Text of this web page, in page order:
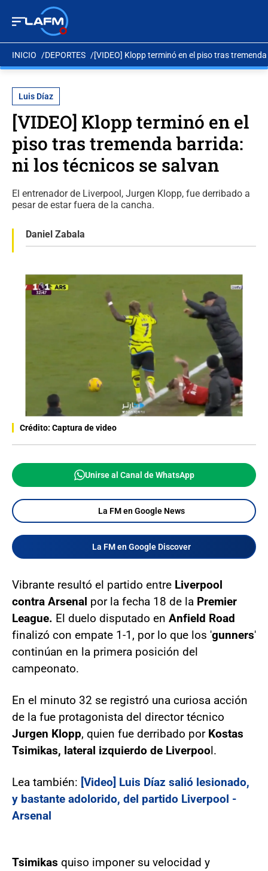
INICIO DEPORTES [VIDEO] Klopp terminó en el piso tras
Luis Díaz
[VIDEO] Klopp terminó en el
piso tras tremenda barrida:
ni los técnicos se salvan
El entrenador de Liverpool, Jurgen Klopp, fue derribado a
pesar de estar fuera de la cancha.
Daniel Zabala
Crédito: Captura de video
Unirse al Canal de WhatsApp
La FM en Google News
La FM en Google Discover
Vibrante resultó el partido entre Liverpool
contra Arsenal por la fecha 18 de la Premier
League. El duelo disputado en Anfield Road
finalizó con empate 1-1, por lo que los 'gunners'
continúan en la primera posición del
campeonato.
En el minuto 32 se registró una curiosa acción
de la fue protagonista del director técnico
Jurgen Klopp, quien fue derribado porKostas
Tsimikas, lateral izquierdo de Liverpool.
Lea también: [Video] Luis Díaz salió lesionado,
y bastante adolorido, del partido Liverpool -
Arsenal
Tsimikas quiso imponer su velocidad y